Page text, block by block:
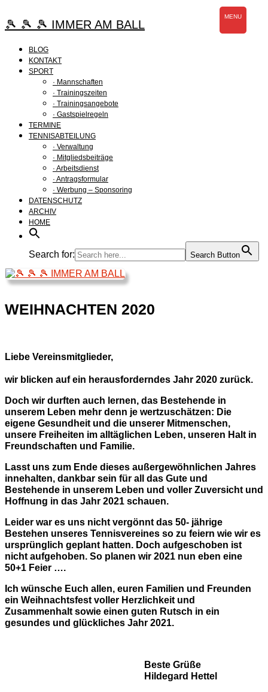
Inhalt
springen
🎾 🎾 🎾 IMMER AM BALL
BLOG
KONTAKT
SPORT
· Mannschaften
· Trainingszeiten
· Trainingsangebote
· Gastspielregeln
TERMINE
TENNISABTEILUNG
· Verwaltung
· Mitgliedsbeiträge
· Arbeitsdienst
· Antragsformular
· Werbung – Sponsoring
DATENSCHUTZ
ARCHIV
HOME
Search for: Search Button
WEIHNACHTEN 2020
Liebe Vereinsmitglieder,
wir blicken auf ein herausforderndes Jahr 2020 zurück.
Doch wir durften auch lernen, das Bestehende in
unserem Leben mehr denn je wertzuschätzen: Die
eigene Gesundheit und die unserer Mitmenschen,
unsere Freiheiten im alltäglichen Leben, unseren Halt in
Freundschaften und Familie.
Lasst uns zum Ende dieses außergewöhnlichen Jahres
innehalten, dankbar sein für all das Gute und
Bestehende in unserem Leben und voller Zuversicht und
Hoffnung in das Jahr 2021 schauen.
Leider war es uns nicht vergönnt das 50- jährige
Bestehen unseres Tennisvereines so zu feiern wie wir es
ursprünglich geplant hatten. Doch aufgeschoben ist
nicht aufgehoben. So planen wir 2021 nun eben eine
50+1 Feier ….
Ich wünsche Euch allen, euren Familien und Freunden
ein Weihnachtsfest voller Herzlichkeit und
Zusammenhalt sowie einen guten Rutsch in ein
gesundes und glückliches Jahr 2021.
Beste Grüße
Hildegard Hettel
MENU